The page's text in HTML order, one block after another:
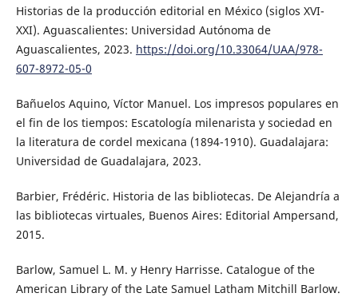
Historias de la producción editorial en México (siglos XVI-
XXI). Aguascalientes: Universidad Autónoma de
Aguascalientes, 2023. https://doi.org/10.33064/UAA/978-
607-8972-05-0
Bañuelos Aquino, Víctor Manuel. Los impresos populares en
el fin de los tiempos: Escatología milenarista y sociedad en
la literatura de cordel mexicana (1894-1910). Guadalajara:
Universidad de Guadalajara, 2023.
Barbier, Frédéric. Historia de las bibliotecas. De Alejandría a
las bibliotecas virtuales, Buenos Aires: Editorial Ampersand,
2015.
Barlow, Samuel L. M. y Henry Harrisse. Catalogue of the
American Library of the Late Samuel Latham Mitchill Barlow.